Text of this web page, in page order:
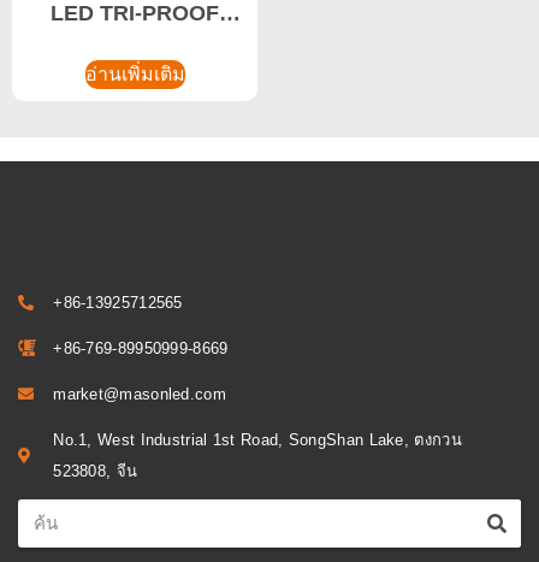
LED TRI-PROOF
Tight Light, แสงทน
อ่านเพิ่มเติม
+86-13925712565
+86-769-89950999-8669
market@masonled.com
No.1, West Industrial 1st Road, SongShan Lake, ตงกวน
523808, จีน